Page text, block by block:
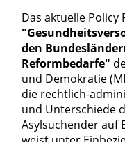
Das aktuelle Policy
den
Reformbedarfe"
und Demokratie
die rechtlich-
und Unterschiede
Asylsuchender auf